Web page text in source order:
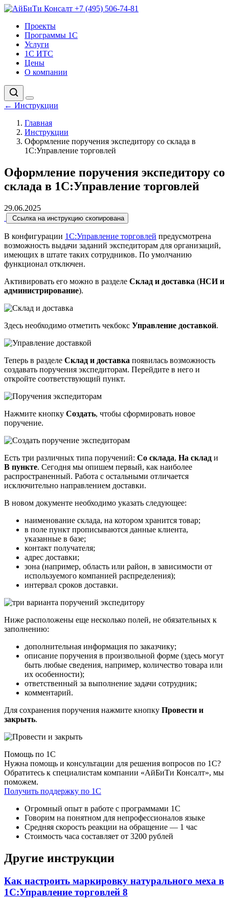
+7 (495) 506-74-81
Проекты
Программы 1С
Услуги
1С ИТС
Цены
О компании
← Инструкции
Главная
Инструкции
Оформление поручения экспедитору со склада в
1С:Управление торговлей
Оформление поручения экспедитору со
склада в 1С:Управление торговлей
29.06.2025
Ссылка на инструкцию скопирована
В конфигурации 1С:Управление торговлей предусмотрена
возможность выдачи заданий экспедиторам для организаций,
имеющих в штате таких сотрудников. По умолчанию
функционал отключен.
Активировать его можно в разделе Склад и доставка (НСИ и
администрирование).
Здесь необходимо отметить чекбокс Управление доставкой.
Теперь в разделе Склад и доставка появилась возможность
создавать поручения экспедиторам. Перейдите в него и
откройте соответствующий пункт.
Нажмите кнопку Создать, чтобы сформировать новое
поручение.
Есть три различных типа поручений: Со склада, На склад и
В пункте. Сегодня мы опишем первый, как наиболее
распространенный. Работа с остальными отличается
исключительно направлением доставки.
В новом документе необходимо указать следующее:
наименование склада, на котором хранится товар;
в поле пункт прописываются данные клиента,
указанные в базе;
контакт получателя;
адрес доставки;
зона (например, область или район, в зависимости от
используемого компанией распределения);
интервал сроков доставки.
Ниже расположены еще несколько полей, не обязательных к
заполнению:
дополнительная информация по заказчику;
описание поручения в произвольной форме (здесь могут
быть любые сведения, например, количество товара или
их особенности);
ответственный за выполнение задачи сотрудник;
комментарий.
Для сохранения поручения нажмите кнопку Провести и
закрыть.
Помощь по 1С
Нужна помощь и консультации для решения вопросов по 1С?
Обратитесь к специалистам компании «АйБиТи Консалт», мы
поможем.
Получить поддержку по 1С
Огромный опыт в работе с программами 1С
Говорим на понятном для непрофессионалов языке
Средняя скорость реакции на обращение — 1 час
Стоимость часа составляет от 3200 рублей
Другие инструкции
Как настроить маркировку натурального меха в
1С:Управление торговлей 8